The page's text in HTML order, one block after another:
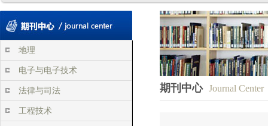
地理
电子与电子技术
法律与司法
工程技术
期刊中心 Journal Center